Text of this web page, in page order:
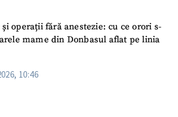
operații fără anestezie: cu ce orori s-
mame din Donbasul aflat pe linia
10:46